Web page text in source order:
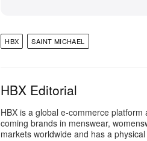
HBX SAINT MICHAEL
HBX Editorial
HBX is a global e-commerce
coming brands in menswear,
markets worldwide and has a